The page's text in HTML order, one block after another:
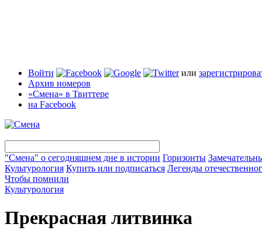
Войти или
Архив номеров
«Смена» в Твиттере
на Facebook
"Смена" о сегодняшнем дне в истории Горизонты
Культурология Купить или подписаться Легенды
Чтобы помнили
Культурология
Прекрасная литвинка